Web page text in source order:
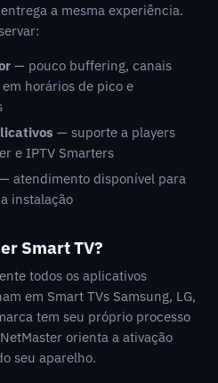
a mesma experiência.
— pouco buffering, canais
horários de pico e
— suporte a players
e IPTV Smarters
— atendimento disponível para
instalação
Smart TV?
todos os aplicativos
em Smart TVs Samsung, LG,
tem seu próprio processo
orienta a ativação
seu aparelho.